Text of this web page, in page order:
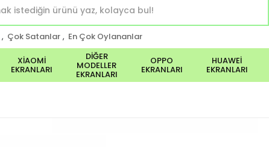
, Çok Satanlar , En Çok Oylananlar
XİAOMİ
EKRANLARI
DİĞER
MODELLER
EKRANLARI
OPPO
EKRANLARI
HUAWEİ
EKRANLARI